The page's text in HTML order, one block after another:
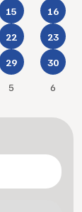
15 16
22 23
29 30
5 6